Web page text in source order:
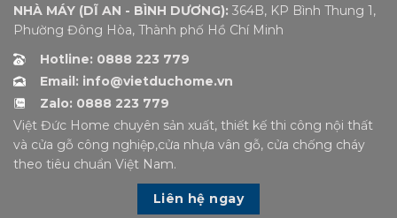
NHÀ MÁY (DĨ AN - BÌNH DƯƠNG): 364B, KP Bình Thung 1,
Phường Đông Hòa, Thành phố Hồ Chí Minh
Hotline: 0888 223 779
Email: info@vietduchome.vn
Zalo: 0888 223 779
Việt Đức Home chuyên sản xuất, thiết kế thi công nội thất
và cửa gỗ công nghiệp,cửa nhựa vân gỗ, cửa chống cháy
theo tiêu chuẩn Việt Nam.
Liên hệ ngay